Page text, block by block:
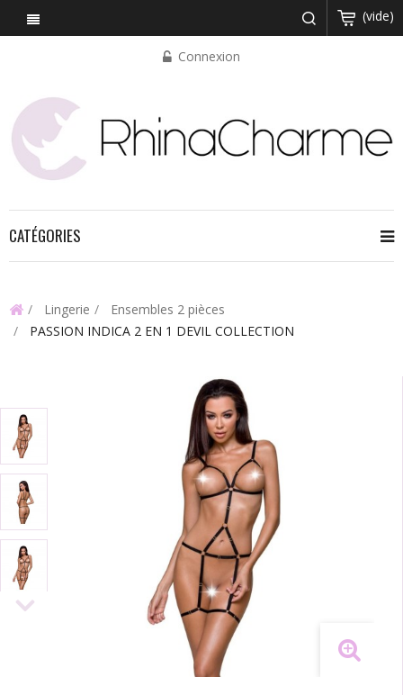
(vide)
Connexion
CATÉGORIES
Lingerie
Ensembles 2 pièces
PASSION INDICA 2 EN 1 DEVIL COLLECTION